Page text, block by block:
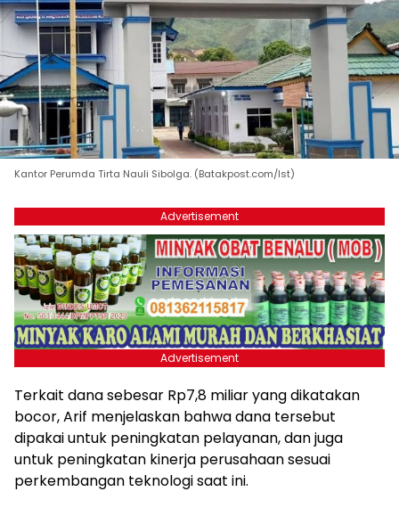
Kantor Perumda Tirta Nauli Sibolga. (Batakpost.com/Ist)
Advertisement
Advertisement
Terkait dana sebesar Rp7,8 miliar yang dikatakan
bocor, Arif menjelaskan bahwa dana tersebut
dipakai untuk peningkatan pelayanan, dan juga
untuk peningkatan kinerja perusahaan sesuai
perkembangan teknologi saat ini.